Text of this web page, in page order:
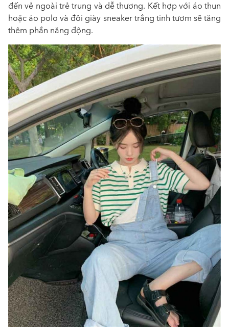
đến vẻ ngoài trẻ trung và dễ thương. Kết hợp với áo thun
hoặc áo polo và đôi giày sneaker trắng tinh tươm sẽ tăng
thêm phần năng động.